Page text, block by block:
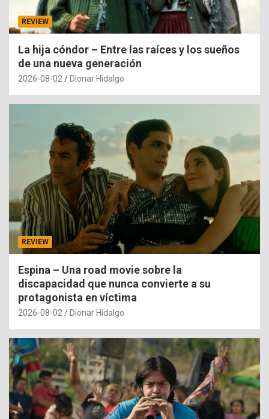
REVIEW
La hija cóndor – Entre las raíces y los sueños
de una nueva generación
2026-08-02 Dionar Hidalgo
REVIEW
Espina – Una road movie sobre la
discapacidad que nunca convierte a su
protagonista en víctima
2026-08-02 Dionar Hidalgo